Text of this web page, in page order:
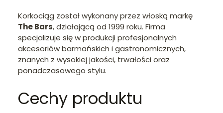
Korkociąg został wykonany przez włoską markę
The Bars, działającą od 1999 roku. Firma
specjalizuje się w produkcji profesjonalnych
akcesoriów barmańskich i gastronomicznych,
znanych z wysokiej jakości, trwałości oraz
ponadczasowego stylu.
Cechy produktu